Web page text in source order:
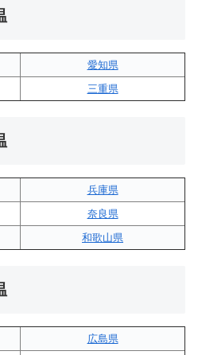
愛知県
三重県
兵庫県
奈良県
和歌山県
広島県